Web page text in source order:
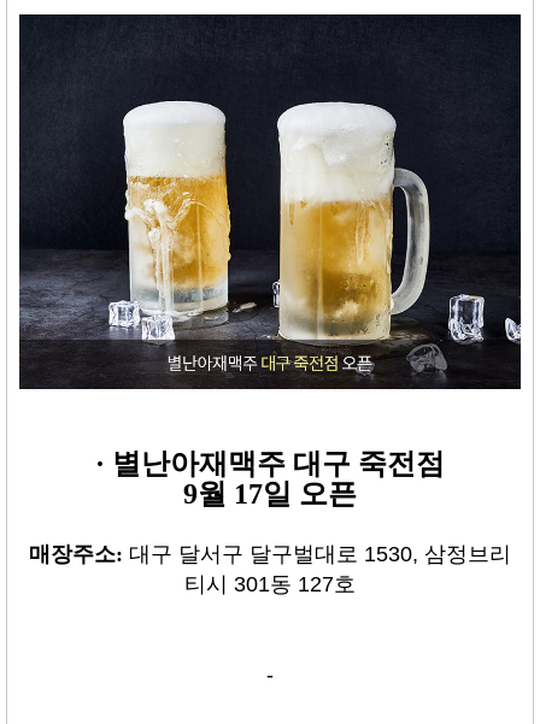
· 별난아재맥주 대구 죽전점
9월 17일 오픈
매장주소: 대구 달서구 달구벌대로 1530, 삼정브리
티시 301동 127호
-